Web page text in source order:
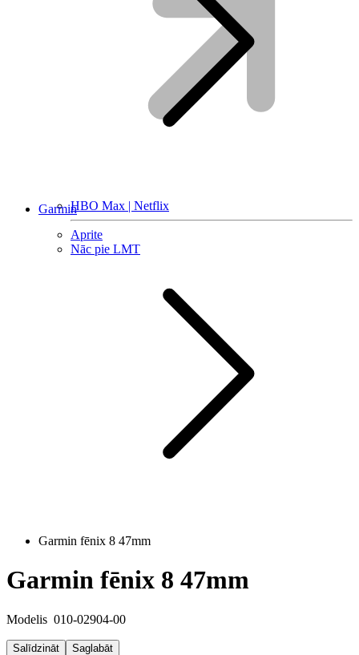
HBO Max | Netflix
Aprite
Nāc pie LMT
Garmin
Garmin fēnix 8 47mm
Garmin fēnix 8 47mm
Modelis 010-02904-00
Salīdzināt Saglabāt